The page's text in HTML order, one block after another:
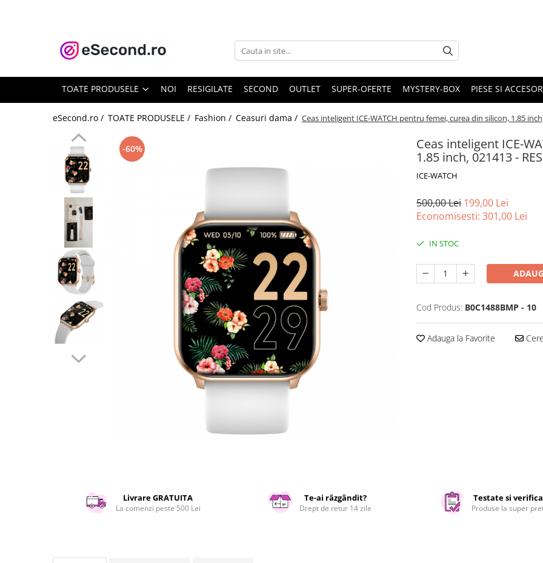
TOATE PRODUSELE
Accesorii Auto
Covorase auto
Echipamente pentru Atelier
Electronice Auto
Intretinere & Cosmetica auto
Reparatii si echipamente auto
Trotinete electrice
Casa, Gradina & Bricolaj
Bucatarie & Servire
Curatenie si intretinere
Hobby-uri creative
Iluminat & Electrice
Scule electrice si unelte
Silicon, spume si solutii tehnice
Uscatoare rufe
TOATE PRODUSELE NOI RESIGILATE SECOND OUTLET SUPER-OFERTE MYSTERY-BOX PIESE SI
eSecond.ro / TOATE PRODUSELE / Fashion / Ceasuri dama / Ceas inteligent ICE-WATCH pentru femei, curea din silicon, 1.85
Ceas inteligent ICE-
1.85 inch, 021413 -
ICE-WATCH
-60%
500,00 Lei 199,00 Lei
Economisesti: 301,00 Lei
IN STOC
Cod Produs: B0C1488BMP - 10
Adauga la Favorite
Livrare GRATUITA
La comenzi peste 500 Lei
Te-ai răzgândit?
Drept de retur 14 zile
Testate si
Produse la super